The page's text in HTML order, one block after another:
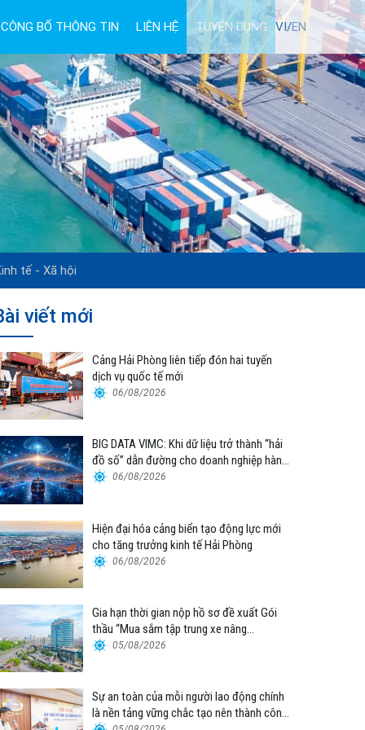
CÔNG BỐ THÔNG TIN LIÊN HỆ TUYỂN DỤNG VI/EN
tế - Xã hội
viết mới
Cảng Hải Phòng liên tiếp đón hai tuyến
dịch vụ quốc tế mới
06/08/2026
BIG DATA VIMC: Khi dữ liệu trở thành “hải
đồ số” dẫn đường cho doanh nghiệp hàng
hải 06/08/2026
Hiện đại hóa cảng biển tạo động lực mới
cho tăng trưởng kinh tế Hải Phòng
06/08/2026
Gia hạn thời gian nộp hồ sơ đề xuất Gói
thầu “Mua sắm tập trung xe nâng
container thuộc Tổng công ty Hàng hải
05/08/2026
Sự an toàn của mỗi người lao động chính
là nền tảng vững chắc tạo nên thành công